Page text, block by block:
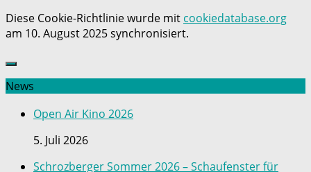
Diese Cookie-Richtlinie wurde mit cookiedatabase.org
am 10. August 2025 synchronisiert.
News
Open Air Kino 2026
5. Juli 2026
Schrozberger Sommer 2026 – Schaufenster für